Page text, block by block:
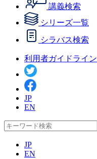
講義検索
シリーズ一覧
シラバス検索
利用者ガイドライン
JP
EN
JP
EN